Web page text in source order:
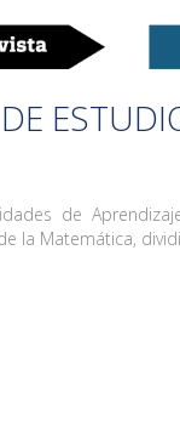
de
la Matemática,